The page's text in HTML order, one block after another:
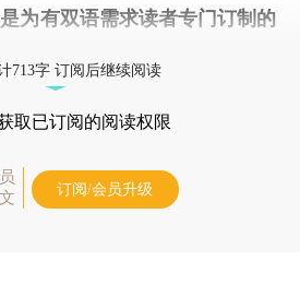
为有双语需求读者专门订制的
713字 订阅后继续阅读
取已订阅的阅读权限
订阅/会员升级